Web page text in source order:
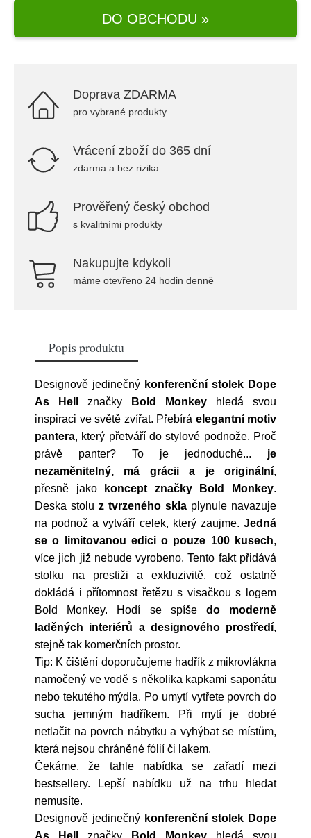
DO OBCHODU »
Doprava ZDARMA
pro vybrané produkty
Vrácení zboží do 365 dní
zdarma a bez rizika
Prověřený český obchod
s kvalitními produkty
Nakupujte kdykoli
máme otevřeno 24 hodin denně
Popis produktu
Designově jedinečný konferenční stolek Dope
As Hell
značky Bold Monkey hledá svou
inspiraci ve světě zvířat. Přebírá elegantní motiv
pantera, který přetváří do stylové podnože. Proč
právě panter? To je jednoduché... je
nezaměnitelný, má grácii a je originální,
přesně jakokoncept značky Bold Monkey.
Deska stolu z tvrzeného skla plynule navazuje
na podnož a vytváří celek, který zaujme. Jedná
se o limitovanou edici o pouze 100 kusech,
více jich již nebude vyrobeno. Tento fakt přidává
stolku na prestiži a exkluzivitě, což ostatně
dokládá i přítomnost řetězu s visačkou s logem
Bold Monkey. Hodí se spíše do moderně
laděných interiérů a designového prostředí,
stejně tak komerčních prostor.
Tip: K čištění doporučujeme hadřík z mikrovlákna
namočený ve vodě s několika kapkami saponátu
nebo tekutého mýdla. Po umytí vytřete povrch do
sucha jemným hadříkem. Při mytí je dobré
netlačit na povrch nábytku a vyhýbat se místům,
která nejsou chráněné fólií či lakem.
Čekáme, že tahle nabídka se zařadí mezi
bestsellery. Lepší nabídku už na trhu hledat
nemusíte.
Designově jedinečný konferenční stolek Dope
As Hell
značky Bold Monkey hledá svou